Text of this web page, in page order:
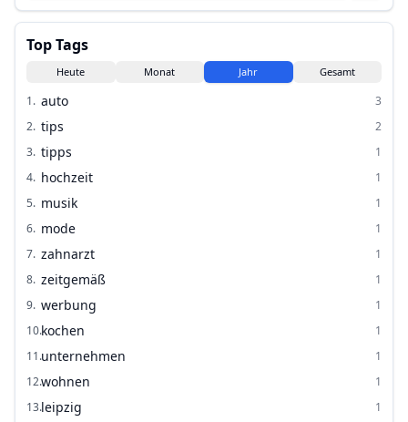
Top Tags
Heute Monat Jahr Gesamt
1. auto
3
2. tips
2
3. tipps
1
4. hochzeit
1
5. musik
1
6. mode
1
7. zahnarzt
1
8. zeitgemäß
1
9. werbung
1
10.kochen
1
11.unternehmen
1
12.wohnen
1
13.leipzig
1